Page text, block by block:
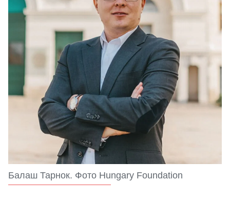
Балаш Тарнок. Фото Hungary Foundation